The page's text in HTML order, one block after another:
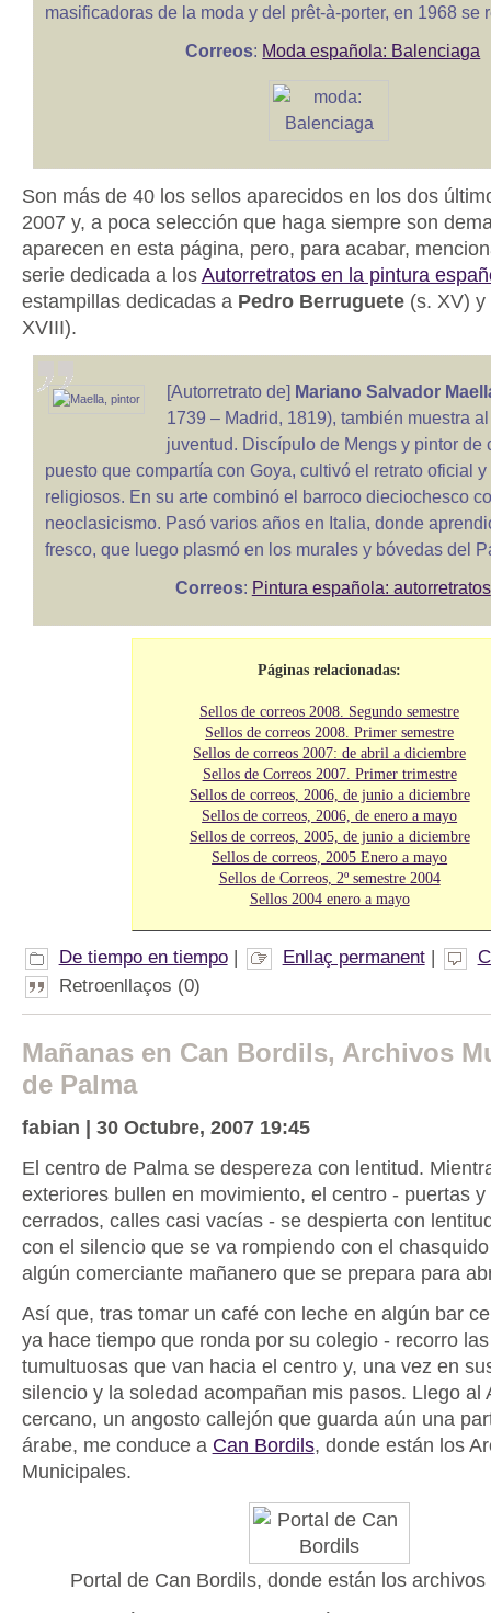
masificadoras de la moda y del prêt-à-porter, en 1968 se
Correos: Moda española: Balenciaga
Son más de 40 los sellos aparecidos en los dos
2007 y, a poca selección que haga siempre son
aparecen en esta página, pero, para acabar,
serie dedicada a losAutorretratos en la pintura
estampillas dedicadas a Pedro Berruguete(s. XV)
XVIII).
[Autorretrato de] Mariano Salvador
1739 – Madrid, 1819), también muestra
juventud. Discípulo de Mengs y pintor de
puesto que compartía con Goya, cultivó el retrato oficial y
religiosos. En su arte combinó el barroco dieciochesco
neoclasicismo. Pasó varios años en Italia, donde
fresco, que luego plasmó en los murales y bóvedas del
Correos: Pintura española: autorretratos
Páginas relacionadas:
Sellos de correos 2008. Segundo semestre
Sellos de correos 2008. Primer semestre
Sellos de correos 2007: de abril a diciembre
Sellos de Correos 2007. Primer trimestre
Sellos de correos, 2006, de junio a diciembre
Sellos de correos, 2006, de enero a mayo
Sellos de correos, 2005, de junio a diciembre
Sellos de correos, 2005 Enero a mayo
Sellos de Correos, 2º semestre 2004
Sellos 2004 enero a mayo
De tiempo en tiempo| Enllaç permanent|
Retroenllaços (0)
Mañanas en Can Bordils, Archivos
de Palma
fabian | 30 Octubre, 2007 19:45
El centro de Palma se despereza con lentitud.
exteriores bullen en movimiento, el centro - puertas
cerrados, calles casi vacías - se despierta con
con el silencio que se va rompiendo con el
algún comerciante mañanero que se prepara para
Así que, tras tomar un café con leche en algún bar
ya hace tiempo que ronda por su colegio - recorro
tumultuosas que van hacia el centro y, una vez en
silencio y la soledad acompañan mis pasos. Llego al
cercano, un angosto callejón que guarda aún una
árabe, me conduce a Can Bordils, donde están los
Municipales.
Portal de Can Bordils, donde están los